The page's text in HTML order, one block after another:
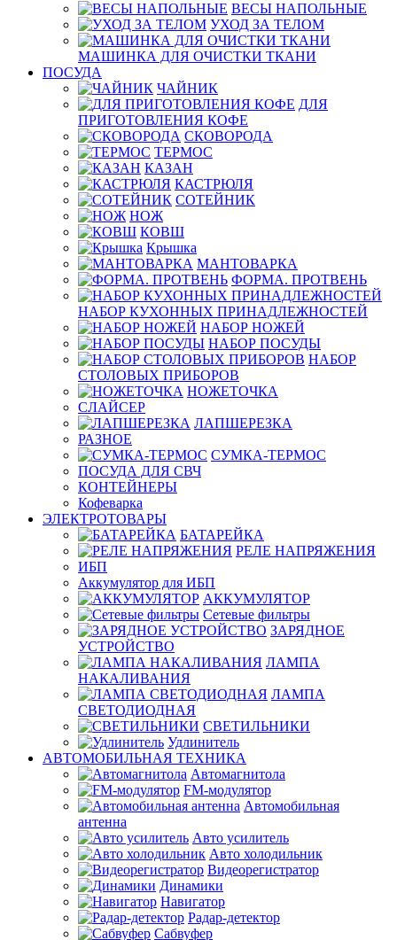
ВЕСЫ НАПОЛЬНЫЕ
УХОД ЗА ТЕЛОМ
МАШИНКА ДЛЯ ОЧИСТКИ ТКАНИ
ПОСУДА
ЧАЙНИК
ДЛЯ
ПРИГОТОВЛЕНИЯ КОФЕ
СКОВОРОДА
ТЕРМОС
КАЗАН
КАСТРЮЛЯ
СОТЕЙНИК
НОЖ
КОВШ
Крышка
МАНТОВАРКА
ФОРМА. ПРОТВЕНЬ
НАБОР КУХОННЫХ ПРИНАДЛЕЖНОСТЕЙ
НАБОР НОЖЕЙ
НАБОР ПОСУДЫ
НАБОР
СТОЛОВЫХ ПРИБОРОВ
НОЖЕТОЧКА
СЛАЙСЕР
ЛАПШЕРЕЗКА
РАЗНОЕ
СУМКА-ТЕРМОС
ПОСУДА ДЛЯ СВЧ
КОНТЕЙНЕРЫ
Кофеварка
ЭЛЕКТРОТОВАРЫ
БАТАРЕЙКА
РЕЛЕ НАПРЯЖЕНИЯ
ИБП
Аккумулятор для ИБП
АККУМУЛЯТОР
Сетевые фильтры
ЗАРЯДНОЕ
УСТРОЙСТВО
ЛАМПА
НАКАЛИВАНИЯ
ЛАМПА
СВЕТОДИОДНАЯ
СВЕТИЛЬНИКИ
Удлинитель
АВТОМОБИЛЬНАЯ ТЕХНИКА
Автомагнитола
FM-модулятор
Автомобильная
антенна
Авто усилитель
Авто холодильник
Видеорегистратор
Динамики
Навигатор
Радар-детектор
Сабвуфер